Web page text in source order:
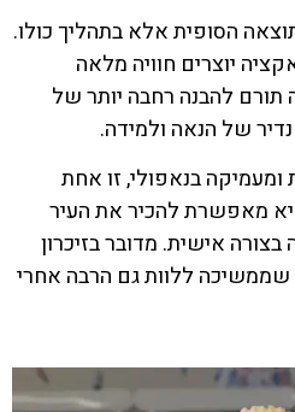
הסופית אלא בתהליך כולו.
יוצרים חוויה מלאה
להבנה רחבה יותר של
של הנאה ולמידה.
בנאפולי, זו אחת
מאפשרת להכיר את העיר
אישית. מדובר בזיכרון
שממשיכה ללוות גם הרבה אחרי